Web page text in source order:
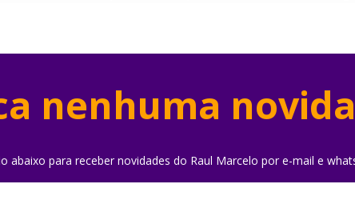
nenhuma
abaixo para receber novidades do Raul Marcelo por e-mail e